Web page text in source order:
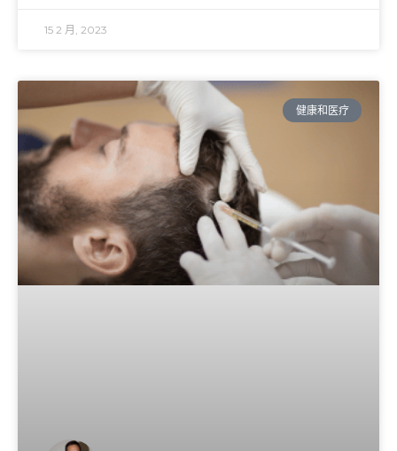
15 2 月, 2023
健康和医疗